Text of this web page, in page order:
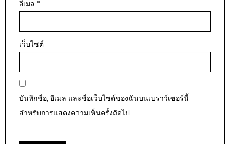
อีเมล *
เว็บไซต์
บันทึกชื่อ, อีเมล และชื่อเว็บไซต์ของฉันบนเบราว์เซอร์นี้
สำหรับการแสดงความเห็นครั้งถัดไป